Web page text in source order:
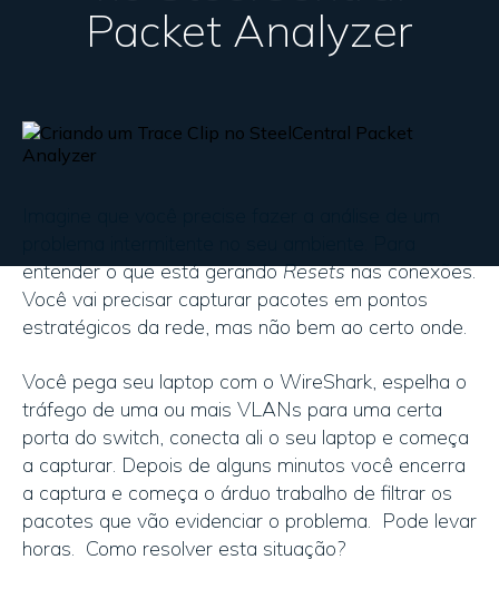
Packet Analyzer
entender o que está gerandoResetsnas conexões.
Você vai precisar capturar pacotes em pontos
estratégicos da rede, mas não bem ao certo onde.
Você pega seu laptop com o WireShark, espelha o
tráfego de uma ou mais VLANs para uma certa
porta do switch, conecta ali o seu laptop e começa
a capturar. Depois de alguns minutos você encerra
a captura e começa o árduo trabalho de filtrar os
pacotes que vão evidenciar o problema. Pode levar
horas. Como resolver esta situação?